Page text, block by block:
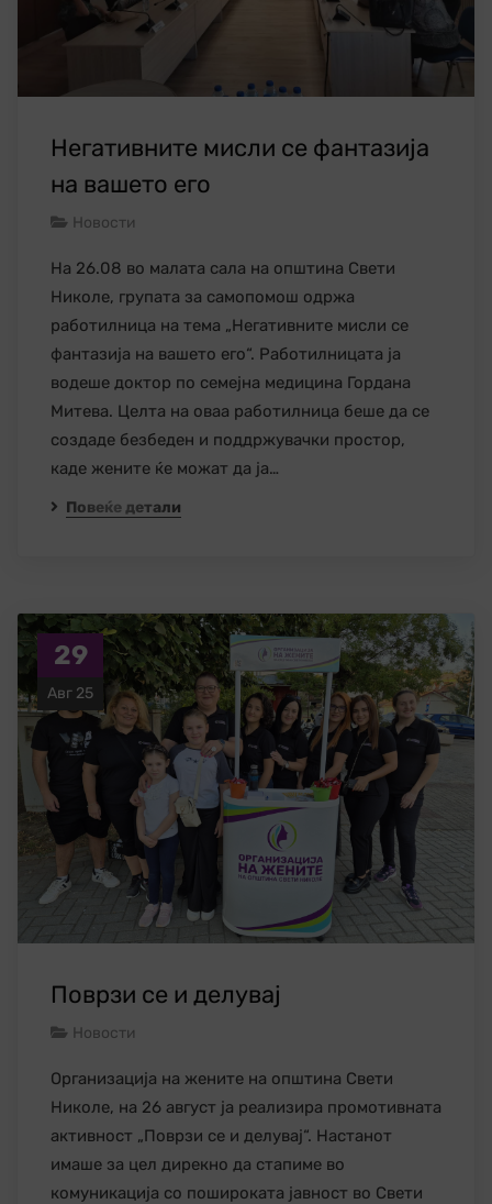
Негативните мисли се фантазија
на вашето его
Новости
На 26.08 во малата сала на општина Свети
Николе, групата за самопомош одржа
работилница на тема „Негативните мисли се
фантазија на вашето его“. Работилницата ја
водеше доктор по семејна медицина Гордана
Митева. Целта на оваа работилница беше да се
создаде безбеден и поддржувачки простор,
каде жените ќе можат да ја…
Повеќе детали
29
Авг 25
Поврзи се и делувај
Новости
Организација на жените на општина Свети
Николе, на 26 август ја реализира промотивната
активност „Поврзи се и делувај“. Настанот
имаше за цел дирекно да стапиме во
комуникација со пошироката јавност во Свети